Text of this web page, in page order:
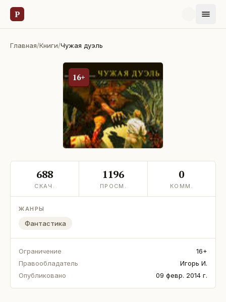
Р
Главная/Книги/Чужая дуэль
16+
688
СКАЧ.
1196
ПРОСМ.
0
КОММ.
ЖАНРЫ
Фантастика
Ограничение
16+
Правообладатель
Игорь И.
Опубликовано
09 февр. 2014 г.